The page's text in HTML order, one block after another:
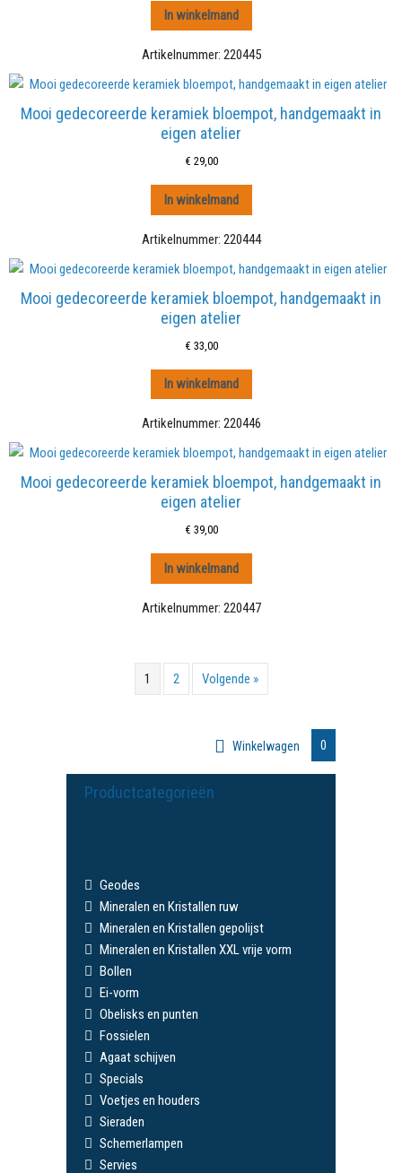
In winkelmand
Artikelnummer: 220445
Mooi gedecoreerde keramiek bloempot, handgemaakt in
eigen atelier
€ 29,00
In winkelmand
Artikelnummer: 220444
Mooi gedecoreerde keramiek bloempot, handgemaakt in
eigen atelier
€ 33,00
In winkelmand
Artikelnummer: 220446
Mooi gedecoreerde keramiek bloempot, handgemaakt in
eigen atelier
€ 39,00
In winkelmand
Artikelnummer: 220447
1 2 Volgende »
Winkelwagen 0
Productcategorieën
Geodes
Mineralen en Kristallen ruw
Mineralen en Kristallen gepolijst
Mineralen en Kristallen XXL vrije vorm
Bollen
Ei-vorm
Obelisks en punten
Fossielen
Agaat schijven
Specials
Voetjes en houders
Sieraden
Schemerlampen
Servies